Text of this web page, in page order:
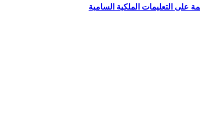
على التعليمات الملكية السامية